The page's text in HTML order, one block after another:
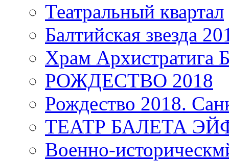
Театральный квартал
Балтийская звезда
Храм
РОЖДЕСТВО 2018
Рождество 2018.
ТЕАТР БАЛЕТА
Военно-